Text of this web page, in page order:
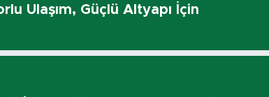
Ulaşım, Güçlü Altyapı İçin